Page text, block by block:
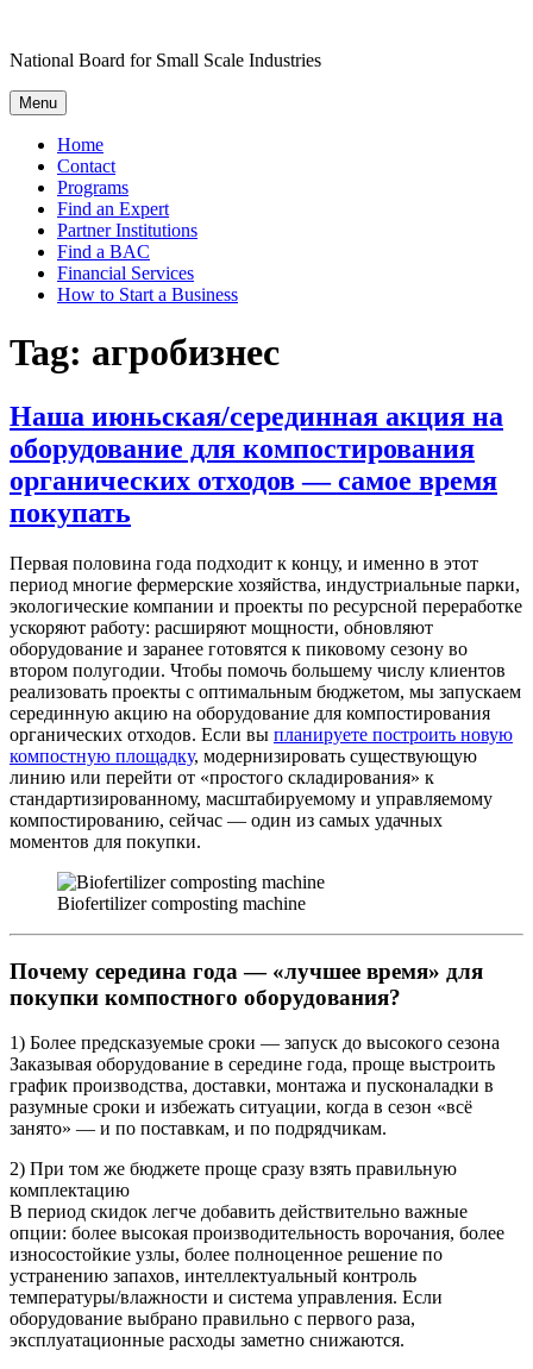
content
National Board for Small Scale Industries
Menu
Home
Contact
Programs
Find an Expert
Partner Institutions
Find a BAC
Financial Services
How to Start a Business
Tag: агробизнес
Наша июньская/серединная акция на
оборудование для компостирования
органических отходов — самое время
покупать
Первая половина года подходит к концу, и именно в этот
период многие фермерские хозяйства, индустриальные парки,
экологические компании и проекты по ресурсной переработке
ускоряют работу: расширяют мощности, обновляют
оборудование и заранее готовятся к пиковому сезону во
втором полугодии. Чтобы помочь большему числу клиентов
реализовать проекты с оптимальным бюджетом, мы запускаем
серединную акцию на оборудование для компостирования
органических отходов. Если вы планируете построить новую
компостную площадку, модернизировать существующую
линию или перейти от «простого складирования» к
стандартизированному, масштабируемому и управляемому
компостированию, сейчас — один из самых удачных
моментов для покупки.
Biofertilizer composting machine
Почему середина года — «лучшее время» для
покупки компостного оборудования?
1) Более предсказуемые сроки — запуск до высокого сезона
Заказывая оборудование в середине года, проще выстроить
график производства, доставки, монтажа и пусконаладки в
разумные сроки и избежать ситуации, когда в сезон «всё
занято» — и по поставкам, и по подрядчикам.
2) При том же бюджете проще сразу взять правильную
комплектацию
В период скидок легче добавить действительно важные
опции: более высокая производительность ворочания, более
износостойкие узлы, более полноценное решение по
устранению запахов, интеллектуальный контроль
температуры/влажности и система управления. Если
оборудование выбрано правильно с первого раза,
эксплуатационные расходы заметно снижаются.